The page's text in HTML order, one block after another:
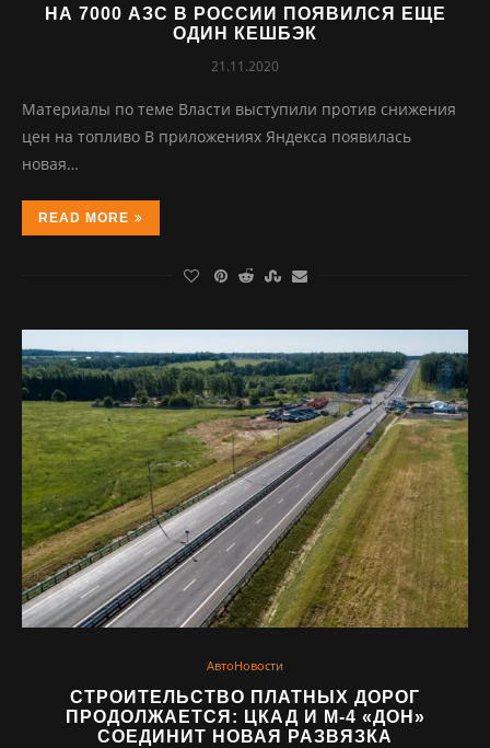
НА 7000 АЗС В РОССИИ ПОЯВИЛСЯ ЕЩЕ
ОДИН КЕШБЭК
21.11.2020
Материалы по теме Власти выступили против снижения
цен на топливо В приложениях Яндекса появилась
новая…
READ MORE
АвтоНовости
СТРОИТЕЛЬСТВО ПЛАТНЫХ ДОРОГ
ПРОДОЛЖАЕТСЯ: ЦКАД И М-4 «ДОН»
СОЕДИНИТ НОВАЯ РАЗВЯЗКА